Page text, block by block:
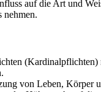
auf die Art und
nehmen.
von Leben, Körper